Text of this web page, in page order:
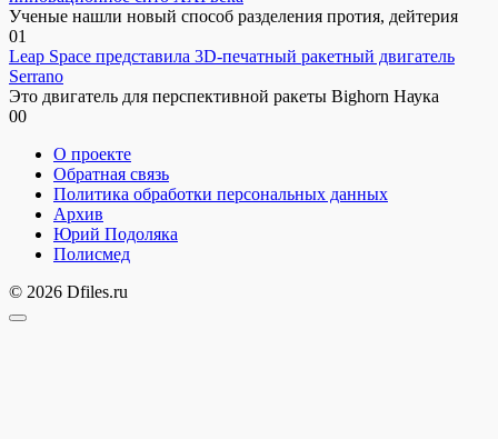
Ученые нашли новый способ разделения протия, дейтерия
01
Leap Space представила 3D-печатный ракетный двигатель
Serrano
Это двигатель для перспективной ракеты Bighorn Наука
00
О проекте
Обратная связь
Политика обработки персональных данных
Архив
Юрий Подоляка
Полисмед
© 2026 Dfiles.ru